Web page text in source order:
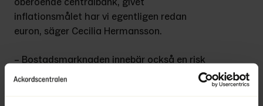
inflationsmålet har vi egentligen redan
euron, säger Cecilia Hermansson.
– Bostadsmarknaden innebär också en risk
som gör att de inte kan höja styrräntan så